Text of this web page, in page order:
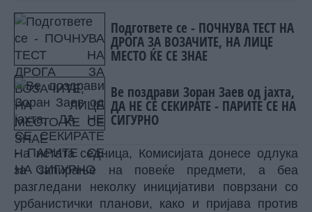
Подгответе се - ПОЧНУВА ТЕСТ НА
ДРОГА ЗА ВОЗАЧИТЕ, НА ЛИЦЕ
МЕСТО ЌЕ СЕ ЗНАЕ
Ве поздрави Зоран Заев од јахта,
ДА НЕ СЕ СЕКИРАТЕ - ПАРИТЕ СЕ НА
СИГУРНО
На истата седница, Комисијата донесе одлука
за запирање на повеќе предмети, а беа
разгледани неколку иницијативи поврзани со
урбанистички планови, како и пријава против